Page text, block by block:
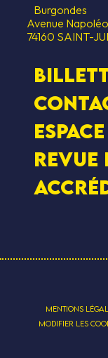
Burgondes
Avenue
74160 SAINT-
Revue
MENTIONS
MODIFIER LES